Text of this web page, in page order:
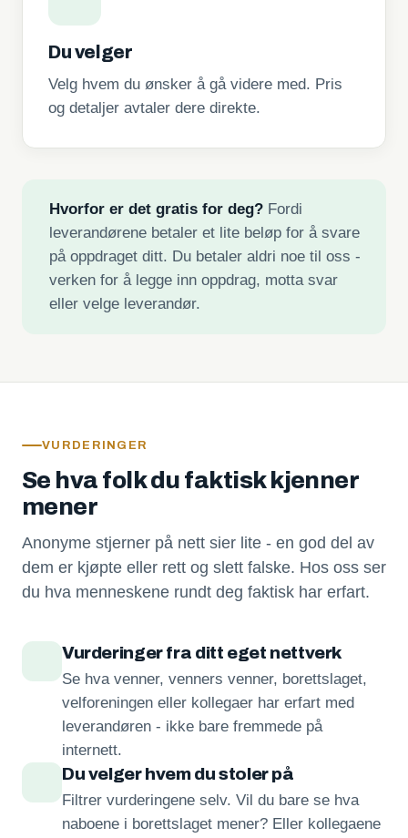
Du velger
Velg hvem du ønsker å gå videre med. Pris
og detaljer avtaler dere direkte.
Hvorfor er det gratis for deg?Fordi
leverandørene betaler et lite beløp for å svare
på oppdraget ditt. Du betaler aldri noe til oss -
verken for å legge inn oppdrag, motta svar
eller velge leverandør.
VURDERINGER
Se hva folk du faktisk kjenner
mener
Anonyme stjerner på nett sier lite - en god del av
dem er kjøpte eller rett og slett falske. Hos oss ser
du hva menneskene rundt deg faktisk har erfart.
Vurderinger fra ditt eget nettverk
Se hva venner, venners venner, borettslaget,
velforeningen eller kollegaer har erfart med
leverandøren - ikke bare fremmede på
internett.
Du velger hvem du stoler på
Filtrer vurderingene selv. Vil du bare se hva
naboene i borettslaget mener? Eller kollegaene